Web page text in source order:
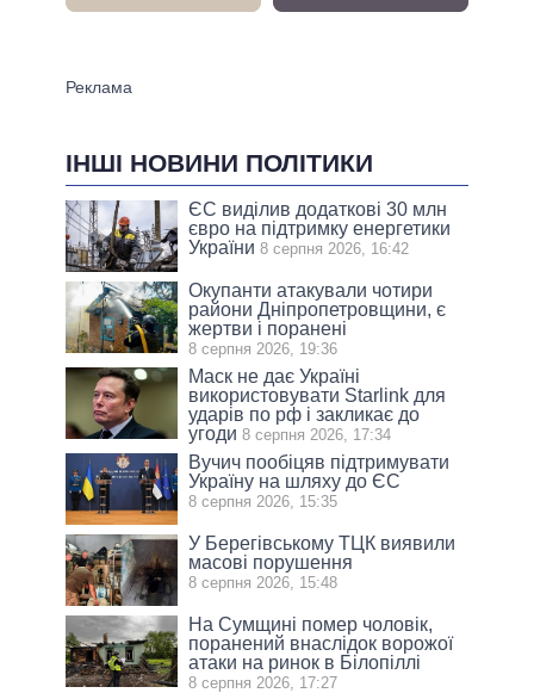
ІНШІ НОВИНИ ПОЛІТИКИ
ЄС виділив додаткові 30 млн
євро на підтримку енергетики
України 8 серпня 2026, 16:42
Окупанти атакували чотири
райони Дніпропетровщини, є
жертви і поранені
8 серпня 2026, 19:36
Маск не дає Україні
використовувати Starlink для
ударів по рф і закликає до
угоди 8 серпня 2026, 17:34
Вучич пообіцяв підтримувати
Україну на шляху до ЄС
8 серпня 2026, 15:35
У Берегівському ТЦК виявили
масові порушення
8 серпня 2026, 15:48
На Сумщині помер чоловік,
поранений внаслідок ворожої
атаки на ринок в Білопіллі
8 серпня 2026, 17:27